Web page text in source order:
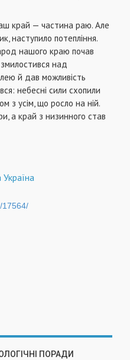
край — частина раю. Але
наступило потепління.
нашого краю почав
над
й дав можливість
небесні сили схопили
з усім, що росло на ній.
а край з низинного став
Україна
17564/
ПОРАДИ